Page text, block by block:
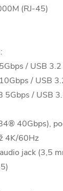
(RJ-45)
/ USB 3.2
/ USB
5Gbps / USB
40Gbps),
4K/60Hz
jack (3,5